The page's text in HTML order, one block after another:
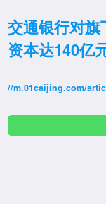
交通银行对
资本达140亿
//m.01caijing.com/